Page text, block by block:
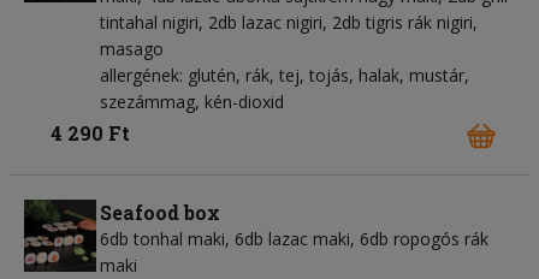
tintahal nigiri, 2db lazac nigiri, 2db tigris rák nigiri,
masago
allergének: glutén, rák, tej, tojás, halak, mustár,
szezámmag, kén-dioxid
4 290 Ft
Seafood box
6db tonhal maki, 6db lazac maki, 6db ropogós rák
maki